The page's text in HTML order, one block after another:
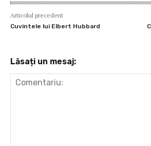
Articolul precedent
Cuvintele lui Elbert Hubbard
Lăsați un mesaj: